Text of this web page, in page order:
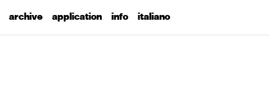
archive application info italiano